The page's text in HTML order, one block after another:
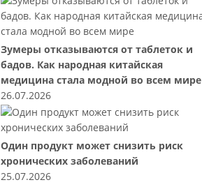
Зумеры отказываются от таблеток и
бадов. Как народная китайская
медицина стала модной во всем мире
26.07.2026
Один продукт может снизить риск
хронических заболеваний
25.07.2026